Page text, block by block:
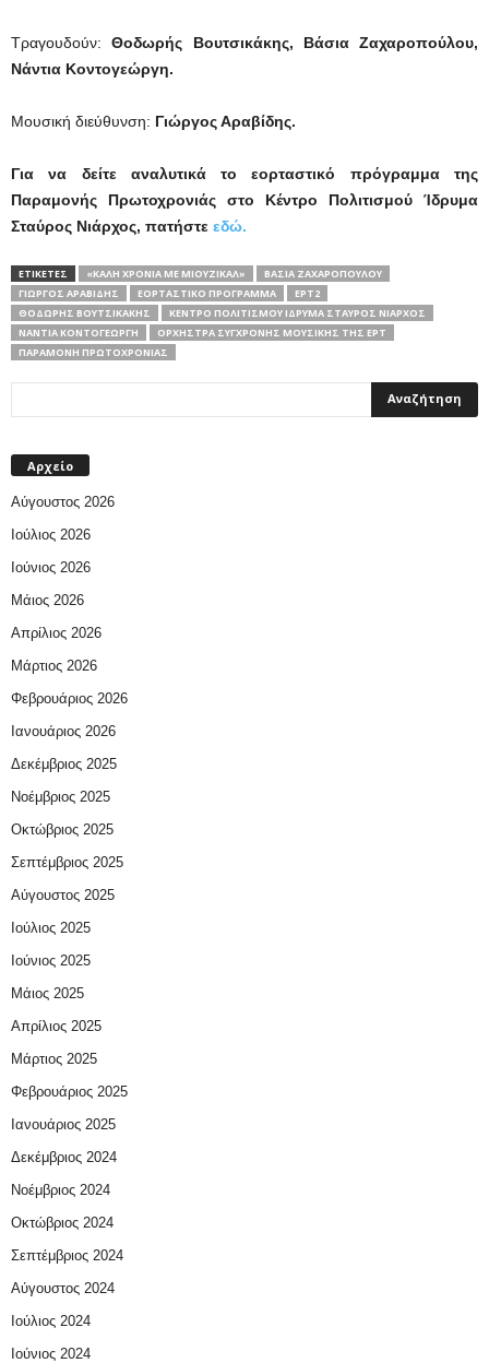
Τραγουδούν:Θοδωρής Βουτσικάκης, Βάσια Ζαχαροπούλου,
Νάντια Κοντογεώργη.
Μουσική διεύθυνση: Γιώργος Αραβίδης.
Για να δείτε αναλυτικά το εορταστικό πρόγραμμα της
Παραμονής Πρωτοχρονιάς στο Κέντρο Πολιτισμού Ίδρυμα
Σταύρος Νιάρχος, πατήστε εδώ.
ΕΤΙΚΕΤΕΣ «ΚΑΛΉ ΧΡΟΝΙΆ ΜΕ ΜΙΟΎΖΙΚΑΛ»
ΒΆΣΙΑ ΖΑΧΑΡΟΠΟΎΛΟΥ
ΓΙΏΡΓΟΣ ΑΡΑΒΊΔΗΣ
ΕΟΡΤΑΣΤΙΚΌ ΠΡΌΓΡΑΜΜΑ
ΕΡΤ2
ΘΟΔΩΡΉΣ ΒΟΥΤΣΙΚΆΚΗΣ
ΚΈΝΤΡΟ ΠΟΛΙΤΙΣΜΟΎ ΊΔΡΥΜΑ ΣΤΑΎΡΟΣ ΝΙΆΡΧΟΣ
ΝΆΝΤΙΑ ΚΟΝΤΟΓΕΏΡΓΗ
ΟΡΧΉΣΤΡΑ ΣΎΓΧΡΟΝΗΣ ΜΟΥΣΙΚΉΣ ΤΗΣ ΕΡΤ
ΠΑΡΑΜΟΝΉ ΠΡΩΤΟΧΡΟΝΙΆΣ
Αρχείο
Αύγουστος 2026
Ιούλιος 2026
Ιούνιος 2026
Μάιος 2026
Απρίλιος 2026
Μάρτιος 2026
Φεβρουάριος 2026
Ιανουάριος 2026
Δεκέμβριος 2025
Νοέμβριος 2025
Οκτώβριος 2025
Σεπτέμβριος 2025
Αύγουστος 2025
Ιούλιος 2025
Ιούνιος 2025
Μάιος 2025
Απρίλιος 2025
Μάρτιος 2025
Φεβρουάριος 2025
Ιανουάριος 2025
Δεκέμβριος 2024
Νοέμβριος 2024
Οκτώβριος 2024
Σεπτέμβριος 2024
Αύγουστος 2024
Ιούλιος 2024
Ιούνιος 2024